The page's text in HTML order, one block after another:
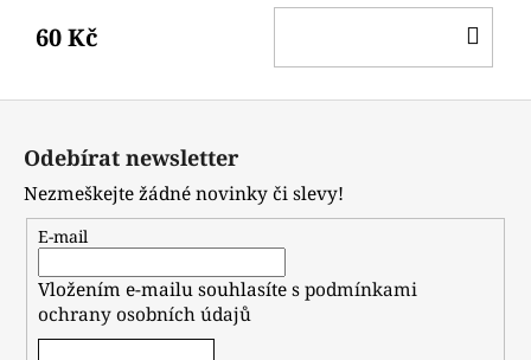
60 Kč
Odebírat newsletter
Nezmeškejte žádné novinky či slevy!
E-mail
Vložením e-mailu souhlasíte spodmínkami
ochrany osobních údajů